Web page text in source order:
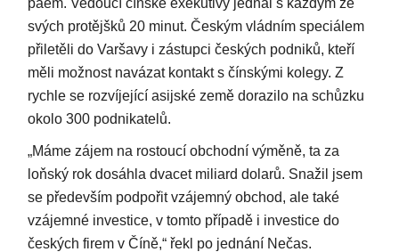
svých protějšků 20 minut. Českým vládním speciálem
přiletěli do Varšavy i zástupci českých podniků, kteří
měli možnost navázat kontakt s čínskými kolegy. Z
rychle se rozvíjející asijské země dorazilo na schůzku
okolo 300 podnikatelů.
„Máme zájem na rostoucí obchodní výměně, ta za
loňský rok dosáhla dvacet miliard dolarů. Snažil jsem
se především podpořit vzájemný obchod, ale také
vzájemné investice, v tomto případě i investice do
českých firem v Číně,“ řekl po jednání Nečas.